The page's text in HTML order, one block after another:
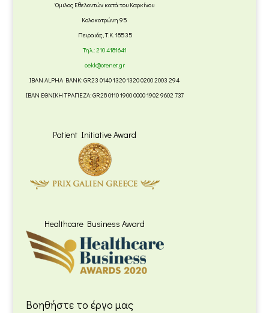
Όμιλος Εθελοντών κατά του Καρκίνου
Κολοκοτρώνη 95
Πειραιάς, Τ.Κ. 18535
Τηλ.:210 4181641
oekk@otenet.gr
IBAN ALPHA BANK: GR23 0140 1320 1320 0200 2003 294
IBAN ΕΘΝΙΚΗ ΤΡΑΠΕΖΑ: GR28 0110 1900 0000 1902 9602 737
Patient Initiative Award
Healthcare Business Award
Βοηθήστε το έργο μας